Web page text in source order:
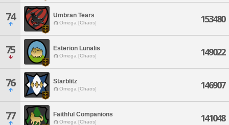
74 Umbran Tears
Omega [Chaos] 153480
75 Esterion Lunalis
Omega [Chaos] 149022
76 Starblitz
Omega [Chaos] 146907
77 Faithful Companions
Omega [Chaos] 141048